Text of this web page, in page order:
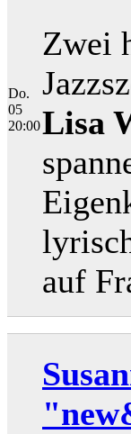
Do.
05
20:00
Zwei
Lisa
auf